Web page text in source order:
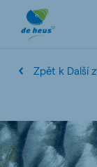
Zpět k Další